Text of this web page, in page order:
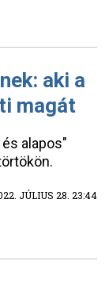
aki a
magát
alapos"
JÚLIUS 28. 23:44